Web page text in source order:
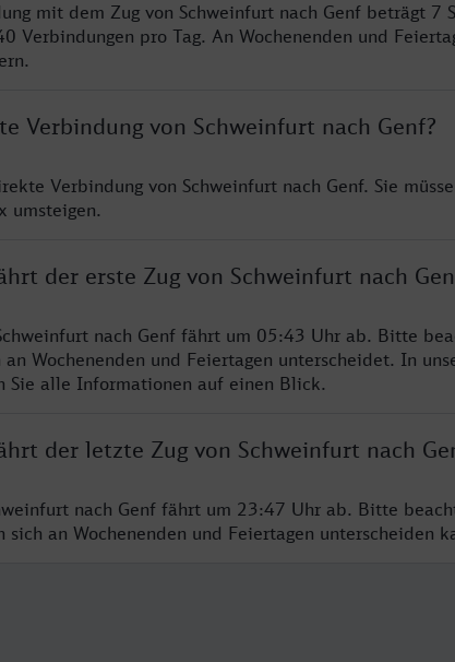
mit dem Zug von Schweinfurt nach Genf beträgt 7
Verbindungen pro Tag. An Wochenenden und
Verbindung von Schweinfurt nach Genf?
Verbindung von Schweinfurt nach Genf. Sie
umsteigen.
der erste Zug von Schweinfurt nach
nach Genf fährt um 05:43 Uhr ab. Bitte
Wochenenden und Feiertagen unterscheidet. In
Sie alle Informationen auf einen Blick.
der letzte Zug von Schweinfurt nach
nach Genf fährt um 23:47 Uhr ab. Bitte
sich an Wochenenden und Feiertagen unterscheiden